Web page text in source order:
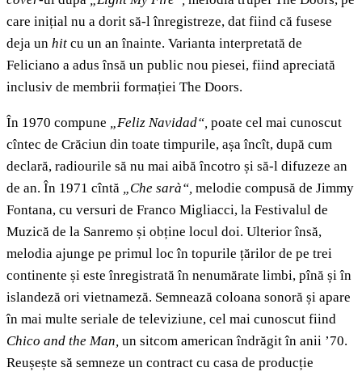
care inițial nu a dorit să-l înregistreze, dat fiind că fusese
deja un hit cu un an înainte. Varianta interpretată de
Feliciano a adus însă un public nou piesei, fiind apreciată
inclusiv de membrii formației The Doors.
În 1970 compune „Feliz Navidad“, poate cel mai cunoscut
cîntec de Crăciun din toate timpurile, așa încît, după cum
declară, radiourile să nu mai aibă încotro și să-l difuzeze an
de an. În 1971 cîntă „Che sarà“, melodie compusă de Jimmy
Fontana, cu versuri de Franco Migliacci, la Festivalul de
Muzică de la Sanremo și obține locul doi. Ulterior însă,
melodia ajunge pe primul loc în topurile țărilor de pe trei
continente și este înregistrată în nenumărate limbi, pînă și în
islandeză ori vietnameză. Semnează coloana sonoră și apare
în mai multe seriale de televiziune, cel mai cunoscut fiind
Chico and the Man, un sitcom american îndrăgit în anii ’70.
Reușește să semneze un contract cu casa de producție